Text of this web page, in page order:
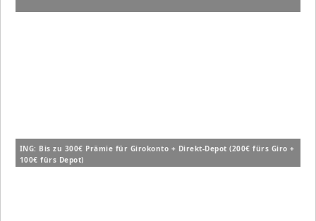
ING: Bis zu 300€ Prämie für Girokonto + Direkt-Depot (200€ fürs Giro +
100€ fürs Depot)